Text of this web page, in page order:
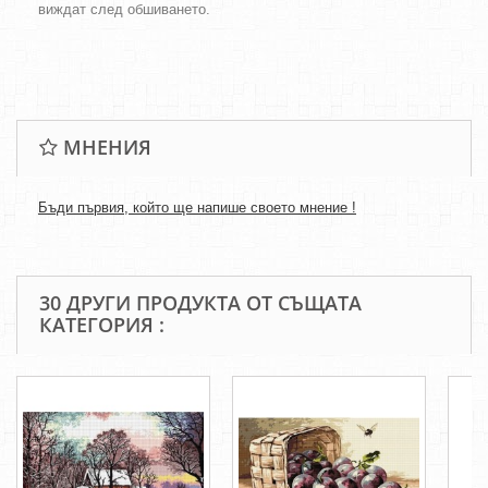
виждат след обшиването.
МНЕНИЯ
Бъди първия, който ще напише своето мнение !
30 ДРУГИ ПРОДУКТА ОТ СЪЩАТА
КАТЕГОРИЯ :